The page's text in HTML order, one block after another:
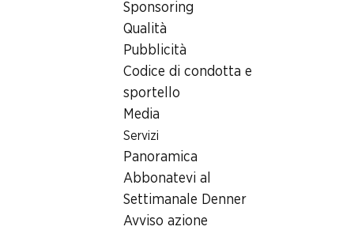
Sponsoring
Qualità
Pubblicità
Codice di condotta e
sportello
Media
Servizi
Panoramica
Abbonatevi al
Settimanale Denner
Avviso azione
Prelievo di contanti con Post-Card /